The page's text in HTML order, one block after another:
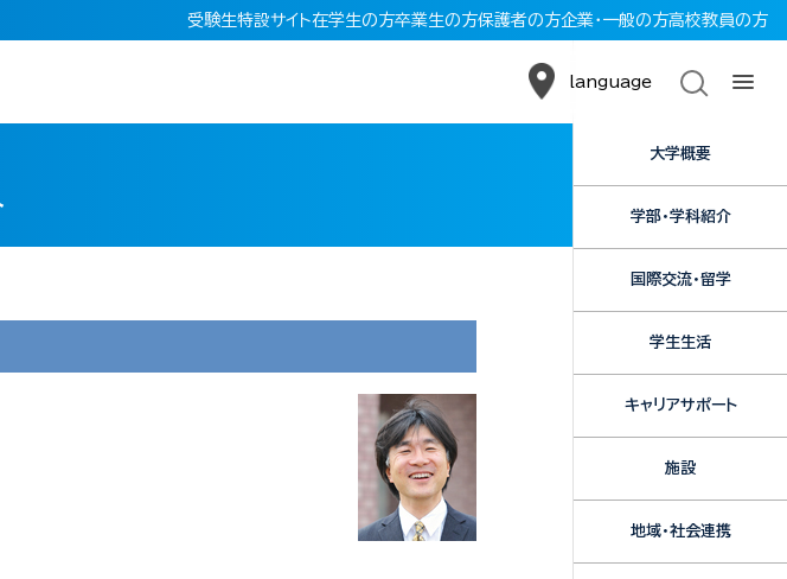
受験生特設サイト在学生の方卒業生の方保護者の方企業・一般の方高校教員の方
language
大学概要
学部・学科紹介
国際交流・留学
学生生活
キャリアサポート
施設
地域・社会連携